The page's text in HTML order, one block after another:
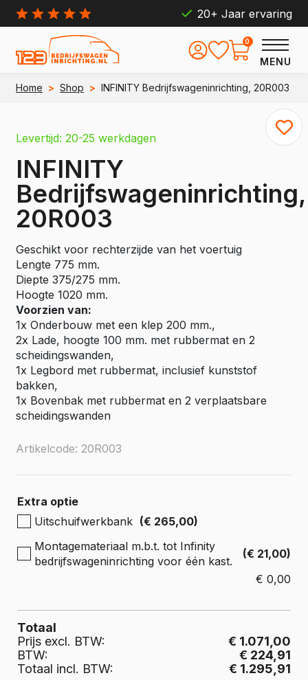
20+ Jaar ervaring
MENU
0
Home > Shop > INFINITY Bedrijfswageninrichting, 20R003
Levertijd: 20-25 werkdagen
INFINITY
Bedrijfswageninrichting,
20R003
Geschikt voor rechterzijde van het voertuig
Lengte 775 mm.
Diepte 375/275 mm.
Hoogte 1020 mm.
Voorzien van:
1x Onderbouw met een klep 200 mm.,
2x Lade, hoogte 100 mm. met rubbermat en 2
scheidingswanden,
1x Legbord met rubbermat, inclusief kunststof
bakken,
1x Bovenbak met rubbermat en 2 verplaatsbare
scheidingswanden
Artikelcode: 20R003
Extra optie
Uitschuifwerkbank (€ 265,00)
Montagemateriaal m.b.t. tot Infinity
bedrijfswageninrichting voor één kast.
(€ 21,00)
€ 0,00
Totaal
Prijs excl. BTW:
€ 1.071,00
BTW:
€ 224,91
Totaal incl. BTW:
€ 1.295,91